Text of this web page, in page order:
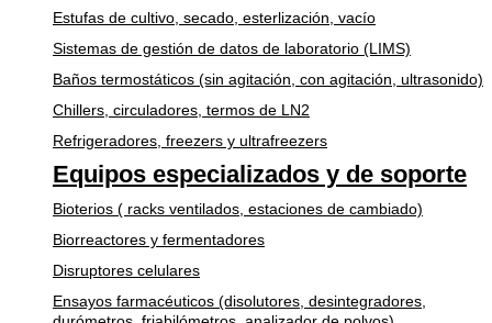
Estufas de cultivo, secado, esterlización, vacío
Sistemas de gestión de datos de laboratorio (LIMS)
Baños termostáticos (sin agitación, con agitación, ultrasonido)
Chillers, circuladores, termos de LN2
Refrigeradores, freezers y ultrafreezers
Equipos especializados y de soporte
Bioterios ( racks ventilados, estaciones de cambiado)
Biorreactores y fermentadores
Disruptores celulares
Ensayos farmacéuticos (disolutores, desintegradores,